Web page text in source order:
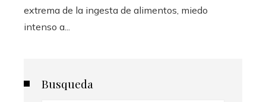
extrema de la ingesta de alimentos, miedo
intenso a...
Busqueda